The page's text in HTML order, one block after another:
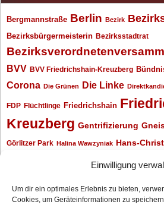
Einwilligung
Um dir ein optimales Erlebnis zu bieten,
Cookies, um Geräteinformationen zu
Bergmannstraße Berlin Bezirk
Bezirksbürgermeisterin Bezirksstadtrat
BVV BVV Friedrichshain-Kreuzberg
Corona Die Grünen Die Linke
FDP Flüchtlinge Friedrichshain
Kreuzberg Gentrifizierung
Görlitzer Park Halina Wawzyniak Hans-
Klaus Wowereit
Neukölln Oliver Nöll Oranienplatz Piraten